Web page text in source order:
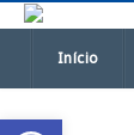
Início